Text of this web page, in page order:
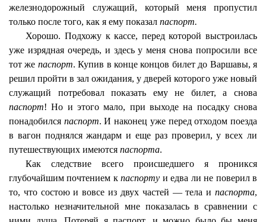
железнодорожный служащий, который меня пропустил
только после того, как я ему показал паспорт.
Хорошо. Подхожу к кассе, перед которой выстроилась
уже изрядная очередь, и здесь у меня снова попросили все
тот же паспорт. Купив в конце концов билет до Варшавы, я
решил пройти в зал ожидания, у дверей которого уже новый
служащий потребовал показать ему не билет, а снова
паспорт! Но и этого мало, при выходе на посадку снова
понадобился паспорт. И наконец уже перед отходом поезда
в вагон поднялся жандарм и еще раз проверил, у всех ли
путешествующих имеются паспорта.
Как следствие всего происшедшего я проникся
глубочайшим почтением кпаспорту и едва ли не поверил в
то, что состою и вовсе из двух частей — тела и паспорта,
настолько незначительной мне показалась в сравнении с